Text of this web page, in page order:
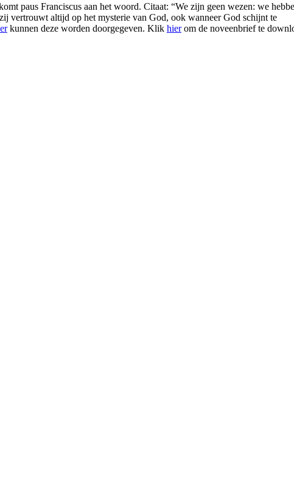
paus Franciscus aan het woord. Citaat: “We zijn geen wezen: we
vertrouwt altijd op het mysterie van God, ook wanneer God schijnt te
kunnen deze worden doorgegeven. Klik hierom de noveenbrief te